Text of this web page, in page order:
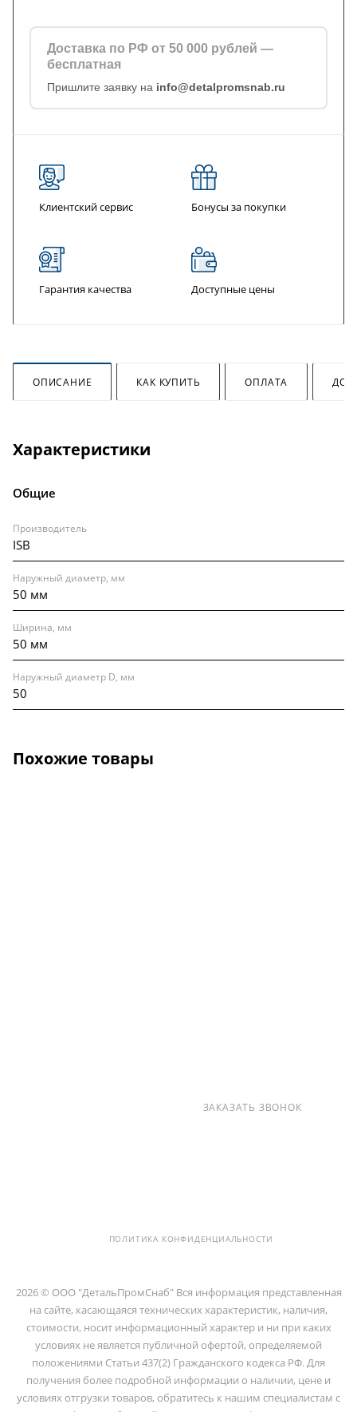
Доставка по РФ от 50 000 рублей —
бесплатная
Пришлите заявку на info@detalpromsnab.ru
Клиентский сервис Бонусы за покупки
Гарантия качества Доступные цены
ОПИСАНИЕ КАК КУПИТЬ ОПЛАТА
Характеристики
Общие
Производитель
ISB
Наружный диаметр, мм
50 мм
Ширина, мм
50 мм
Наружный диаметр D, мм
50
Похожие товары
ЗАКАЗАТЬ ЗВОНОК
ПОЛИТИКА КОНФИДЕНЦИАЛЬНОСТИ
2026 © ООО "ДетальПромСнаб" Вся информация представленная
на сайте, касающаяся технических характеристик, наличия,
стоимости, носит информационный характер и ни при каких
условиях не является публичной офертой, определяемой
положениями Статьи 437(2) Гражданского кодекса РФ. Для
получения более подробной информации о наличии, цене и
условиях отгрузки товаров, обратитесь к нашим специалистам с